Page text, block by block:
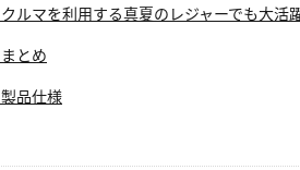
クルマを利用する真夏のレジャーでも大活
まとめ
製品仕様